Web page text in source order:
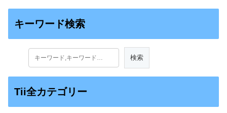
キーワード検索
Tii全カテゴリー